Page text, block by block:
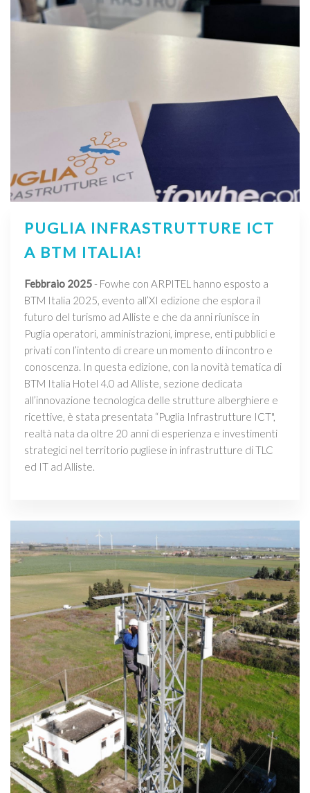
PUGLIA INFRASTRUTTURE ICT
A BTM ITALIA!
Febbraio 2025- Fowhe con ARPITEL hanno esposto a
BTM Italia 2025, evento all’XI edizione che esplora il
futuro del turismo ad Alliste e che da anni riunisce in
Puglia operatori, amministrazioni, imprese, enti pubblici e
privati con l’intento di creare un momento di incontro e
conoscenza. In questa edizione, con la novità tematica di
BTM Italia Hotel 4.0 ad Alliste, sezione dedicata
all’innovazione tecnologica delle strutture alberghiere e
ricettive, è stata presentata “Puglia Infrastrutture ICT",
realtà nata da oltre 20 anni di esperienza e investimenti
strategici nel territorio pugliese in infrastrutture di TLC
ed IT ad Alliste.